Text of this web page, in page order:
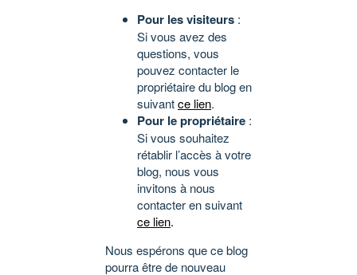
Pour les visiteurs :
Si vous avez des
questions, vous
pouvez contacter le
propriétaire du blog en
suivantce lien.
Pour le propriétaire :
Si vous souhaitez
rétablir l’accès à votre
blog, nous vous
invitons à nous
contacter en suivant
ce lien.
Nous espérons que ce blog
pourra être de nouveau